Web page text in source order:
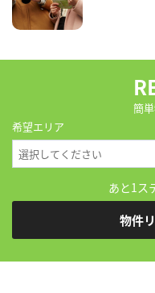
簡
希望エリア
あと1ス
物件